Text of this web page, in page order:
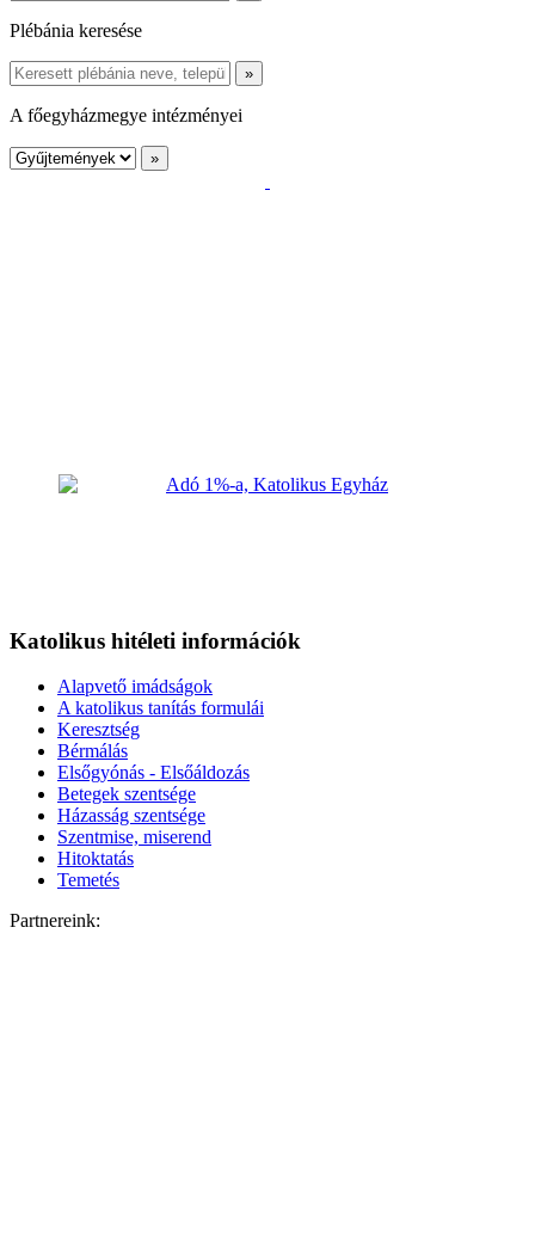
Plébánia keresése
A főegyházmegye intézményei
Katolikus hitéleti információk
Alapvető imádságok
A katolikus tanítás formulái
Keresztség
Bérmálás
Elsőgyónás - Elsőáldozás
Betegek szentsége
Házasság szentsége
Szentmise, miserend
Hitoktatás
Temetés
Partnereink: